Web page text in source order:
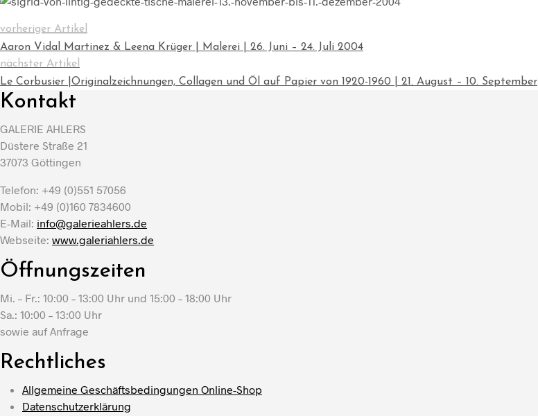
vorheriger Artikel
Aaron Vidal Martinez & Leena Krüger | Malerei | 26. Juni – 24. Juli 2004
nächster Artikel
Le Corbusier |Originalzeichnungen, Collagen und Öl auf Papier von 1920-1960 | 21. August – 10. September
Kontakt
GALERIE AHLERS
Düstere Straße 21
37073 Göttingen
Telefon: +49 (0)551 57056
Mobil: +49 (0)160 7834600
E-Mail: info@galerieahlers.de
Webseite: www.galeriahlers.de
Öffnungszeiten
Mi. – Fr.: 10:00 – 13:00 Uhr und 15:00 – 18:00 Uhr
Sa.: 10:00 – 13:00 Uhr
sowie auf Anfrage
Rechtliches
Allgemeine Geschäftsbedingungen Online-Shop
Datenschutzerklärung